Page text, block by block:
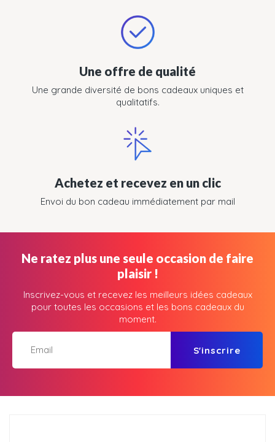
Une offre de qualité
Une grande diversité de bons cadeaux uniques et
qualitatifs.
Achetez et recevez en un clic
Envoi du bon cadeau immédiatement par mail
Ne ratez plus une seule occasion de faire
plaisir !
Inscrivez-vous et recevez les meilleurs idées cadeaux
pour toutes les occasions et les bons cadeaux du
moment.
S'inscrire